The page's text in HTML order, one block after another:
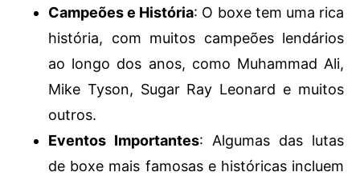
Campeões e História: O boxe tem uma rica
história, com muitos campeões lendários
ao longo dos anos, como Muhammad Ali,
Mike Tyson, Sugar Ray Leonard e muitos
outros.
Eventos Importantes: Algumas das lutas
de boxe mais famosas e históricas incluem